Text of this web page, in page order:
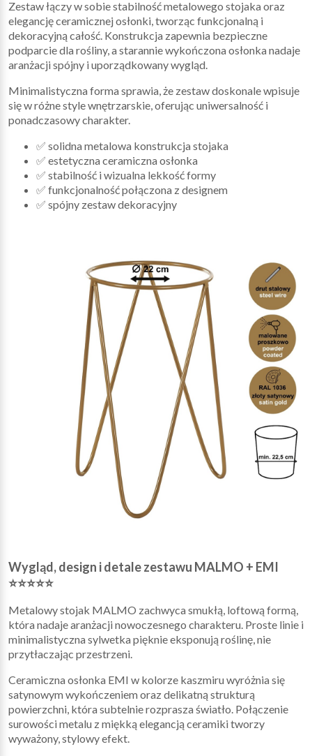
Zestaw łączy w sobie stabilność metalowego stojaka oraz
elegancję ceramicznej osłonki, tworząc funkcjonalną i
dekoracyjną całość. Konstrukcja zapewnia bezpieczne
podparcie dla rośliny, a starannie wykończona osłonka nadaje
aranżacji spójny i uporządkowany wygląd.
Minimalistyczna forma sprawia, że zestaw doskonale wpisuje
się w różne style wnętrzarskie, oferując uniwersalność i
ponadczasowy charakter.
✅ solidna metalowa konstrukcja stojaka
✅ estetyczna ceramiczna osłonka
✅ stabilność i wizualna lekkość formy
✅ funkcjonalność połączona z designem
✅ spójny zestaw dekoracyjny
Wygląd, design i detale zestawu MALMO + EMI
⭐⭐⭐⭐⭐
Metalowy stojak MALMO zachwyca smukłą, loftową formą,
która nadaje aranżacji nowoczesnego charakteru. Proste linie i
minimalistyczna sylwetka pięknie eksponują roślinę, nie
przytłaczając przestrzeni.
Ceramiczna osłonka EMI w kolorze kaszmiru wyróżnia się
satynowym wykończeniem oraz delikatną strukturą
powierzchni, która subtelnie rozprasza światło. Połączenie
surowości metalu z miękką elegancją ceramiki tworzy
wyważony, stylowy efekt.